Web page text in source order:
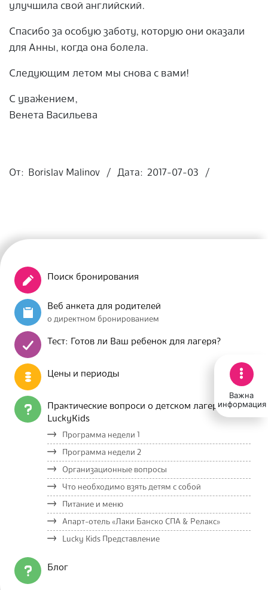
Важна
информация
улучшила свой английский.
Спасибо за особую заботу, которую они оказали
для Анны, когда она болела.
Следующим летом мы снова с вами!
С уважением,
Венета Васильева
07-
От: Borislav Malinov Дата: 2017-07-03
Поиск бронирования
Веб анкета для родителей
о директном бронированием
Тест: Готов ли Ваш ребенок для лагеря?
Цены и периоды
Практические вопроси о детском лагере
LuckyKids
Программа недели 1
Программа недели 2
Организационные вопросы
Что необходимо взять детям с собой
Питание и меню
Апарт-отель «Лаки Банско СПА & Релакс»
Lucky Kids Представление
Блог